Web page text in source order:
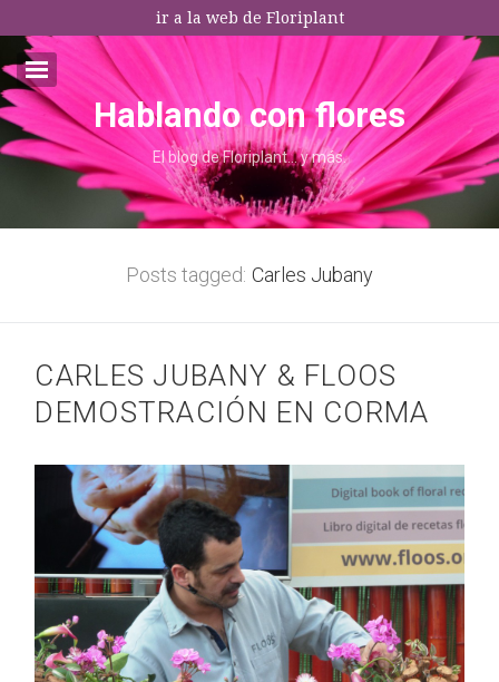
ir a la web de Floriplant
I agree terms and conditions.*
Email:*
* This field is required
ARTE FLORAL
Bodas
CULTIVOS
DECORACION
EXPOSICIONES
Hablando con flores
El blog de Floriplant… y más.
Posts tagged: Carles Jubany
CARLES JUBANY & FLOOS
DEMOSTRACIÓN EN CORMA